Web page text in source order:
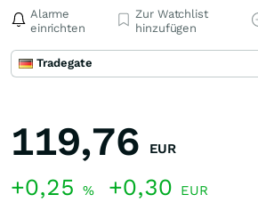
Alarme
einrichten
Zur Watchlist
hinzufügen
Tradegate
119,76 EUR
+0,25 % +0,30 EUR